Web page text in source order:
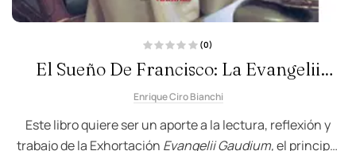
a
a
c
n
(0)
El Sueño De Francisco: La Evangelii
Gaudium
Enrique Ciro Bianchi
Este libro quiere ser un aporte a la lectura, reflexión y
trabajo de la Exhortación Evangelii Gaudium,el principal